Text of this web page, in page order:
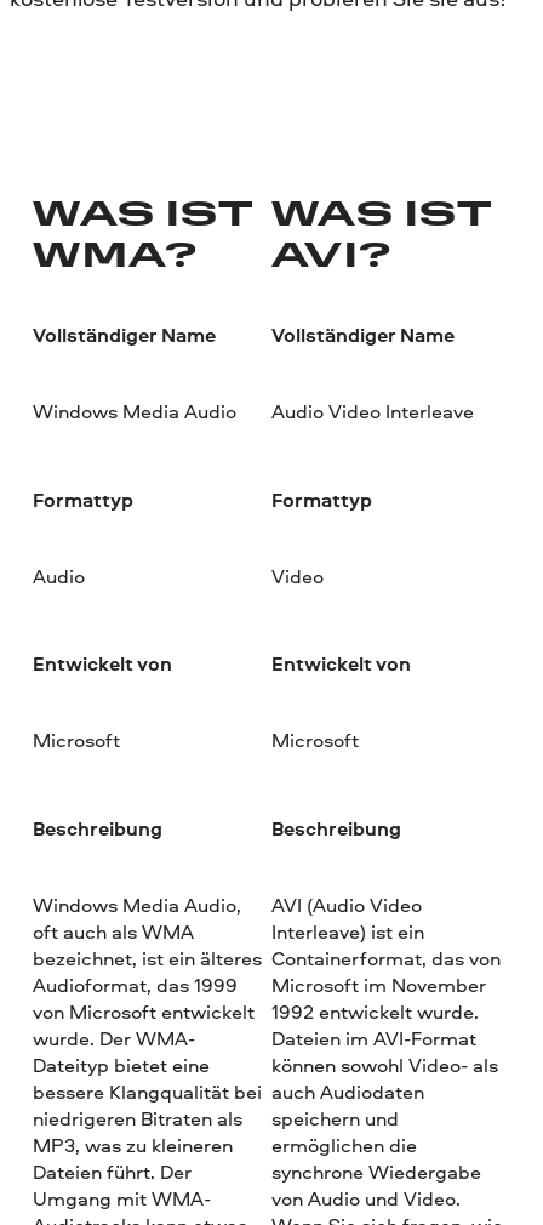
WAS IST
WMA?
Vollständiger Name
Windows Media Audio
Formattyp
Audio
Entwickelt von
Microsoft
Beschreibung
Windows Media Audio,
oft auch als WMA
bezeichnet, ist ein älteres
Audioformat, das 1999
von Microsoft entwickelt
wurde. Der WMA-
Dateityp bietet eine
bessere Klangqualität bei
niedrigeren Bitraten als
MP3, was zu kleineren
Dateien führt. Der
Umgang mit WMA-
WAS IST
AVI?
Vollständiger Name
Audio Video Interleave
Formattyp
Video
Entwickelt von
Microsoft
Beschreibung
AVI (Audio Video
Interleave) ist ein
Containerformat, das von
Microsoft im November
1992 entwickelt wurde.
Dateien im AVI-Format
können sowohl Video- als
auch Audiodaten
speichern und
ermöglichen die
synchrone Wiedergabe
von Audio und Video.